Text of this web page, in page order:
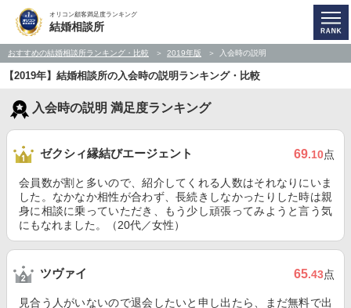
オリコン顧客満足度ランキング
結婚相談所
おすすめの結婚相談所ランキング・比較 2019年版 入会時の説明
【2019年】結婚相談所の入会時の説明ランキング・比較
入会時の説明 満足度ランキング
ゼクシィ縁結びエージェント 69.10点
会員数が割と多いので、紹介してくれる人数はそれなりにいま
した。なかなか相性が合わず、長続きしなかったりした時は親
身に相談に乗っていただき、もう少し頑張ってみようと言う気
にもなれました。（20代／女性）
ツヴァイ 65.43点
見合う人がいないので退会したいと申し出たら、まだ無料で出